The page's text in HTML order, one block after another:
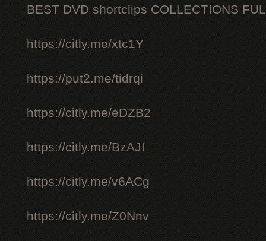
BEST DVD shortclips COLLECTIONS
https://citly.me/xtc1Y
https://put2.me/tidrqi
https://citly.me/eDZB2
https://citly.me/BzAJI
https://citly.me/v6ACg
https://citly.me/Z0Nnv